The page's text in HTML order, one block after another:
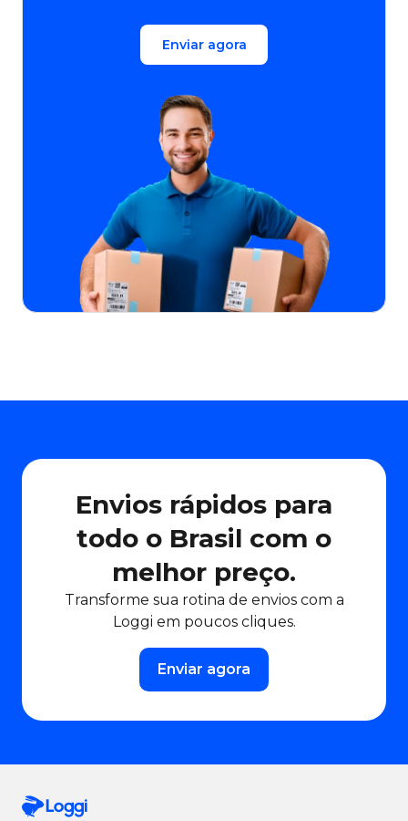
Enviar agora
Envios rápidos para
todo o Brasil com o
melhor preço.
Transforme sua rotina de envios com a
Loggi em poucos cliques.
Enviar agora